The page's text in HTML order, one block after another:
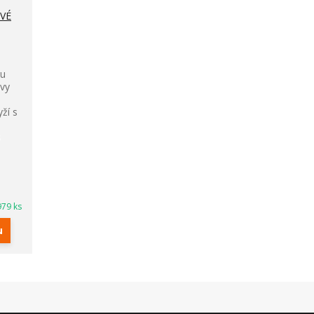
s
ks